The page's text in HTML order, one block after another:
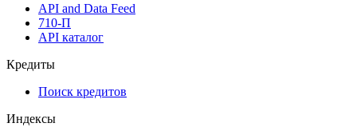
API and Data Feed
710-П
API каталог
Кредиты
Поиск кредитов
Индексы